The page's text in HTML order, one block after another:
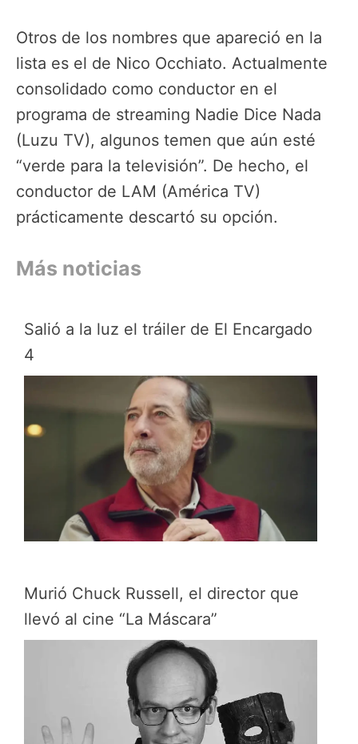
Otros de los nombres que apareció en la
lista es el de Nico Occhiato. Actualmente
consolidado como conductor en el
programa de streaming Nadie Dice Nada
(Luzu TV), algunos temen que aún esté
“verde para la televisión”. De hecho, el
conductor de LAM (América TV)
prácticamente descartó su opción.
Más noticias
Salió a la luz el tráiler de El Encargado
4
Murió Chuck Russell, el director que
llevó al cine “La Máscara”